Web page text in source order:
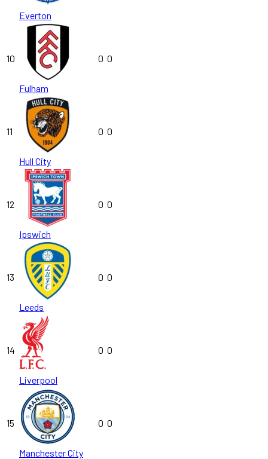
Everton
10
Fulham
0 0
11
Hull City
0 0
12
Ipswich
0 0
13
Leeds
0 0
14
Liverpool
0 0
15
Manchester City
0 0